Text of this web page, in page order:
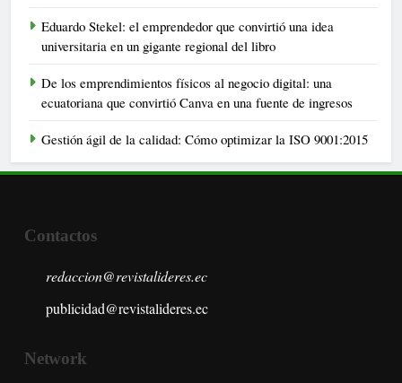
Eduardo Stekel: el emprendedor que convirtió una idea
universitaria en un gigante regional del libro
De los emprendimientos físicos al negocio digital: una
ecuatoriana que convirtió Canva en una fuente de ingresos
Gestión ágil de la calidad: Cómo optimizar la ISO 9001:2015
Contactos
redaccion@revistalideres.ec
publicidad@revistalideres.ec
Network